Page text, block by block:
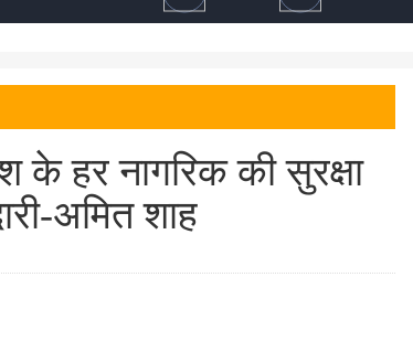
के हर नागरिक की सुरक्षा
अमित शाह